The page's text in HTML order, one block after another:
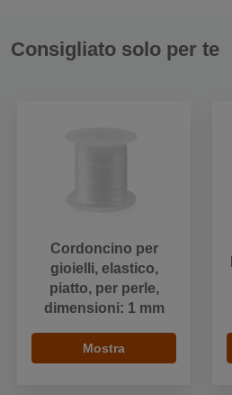
Consigliato solo per te
Cordoncino per
gioielli, elastico,
piatto, per perle,
dimensioni: 1 mm
Mostra